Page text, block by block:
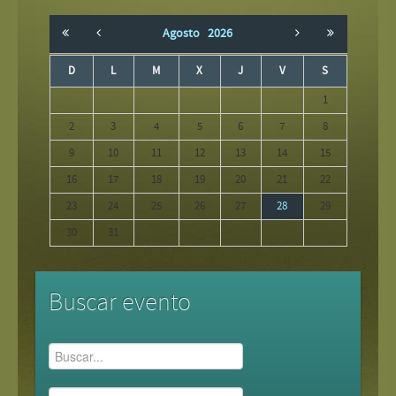
Agosto 2026
D L M X J V S
1
2
3 4 5 6 7
8
9
10 11 12 13 14
15
16
17 18 19 20 21
22
23
24 25 26 27 28
29
30
31
Buscar evento